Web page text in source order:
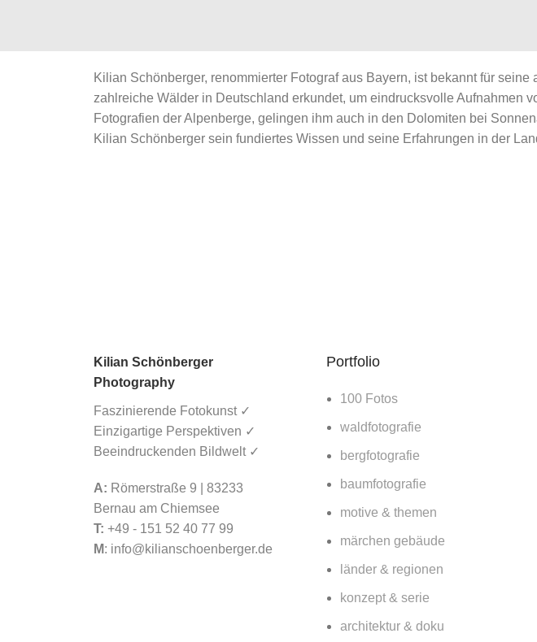
Kilian Schönberger, renommierter Fotograf aus Bayern, ist bekannt für
zahlreiche Wälder in Deutschland erkundet, um eindrucksvolle Aufnahmen
Fotografien der Alpenberge, gelingen ihm auch in den Dolomiten bei
Kilian Schönberger sein fundiertes Wissen und seine Erfahrungen in der
Kilian Schönberger
Photography
Faszinierende Fotokunst ✓
Einzigartige Perspektiven ✓
Beeindruckenden Bildwelt ✓
A: Römerstraße 9 | 83233
Bernau am Chiemsee
T: +49 - 151 52 40 77 99
M: info@kilianschoenberger.de
Portfolio
100 Fotos
waldfotografie
bergfotografie
baumfotografie
motive & themen
märchen gebäude
länder & regionen
konzept & serie
architektur & doku